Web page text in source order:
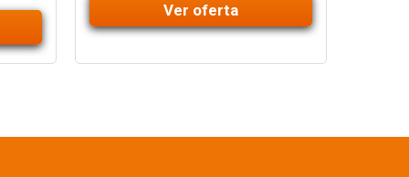
Ver oferta